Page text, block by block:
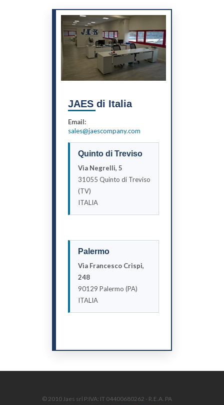
JAES di Italia
Email:
sales@jaescompany.com
Quinto di Treviso
Via Negrelli, 5
31055 Quinto di Treviso
(TV)
ITALIA
Palermo
Via Francesco Crispi,
248
90129 Palermo (PA)
ITALIA
© 2010 Jaes srl P.IVA: IT 04400680262 - R.E.A. PA